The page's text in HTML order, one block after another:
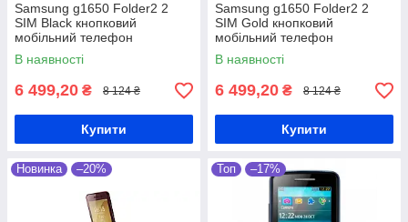
Samsung g1650 Folder2 2
SIM Black кнопковий
мобільний телефон
В наявності
6 499,20 ₴ 8 124 ₴
Купити
Samsung g1650 Folder2 2
SIM Gold кнопковий
мобільний телефон
В наявності
6 499,20 ₴ 8 124 ₴
Купити
Новинка –20% Топ –17%